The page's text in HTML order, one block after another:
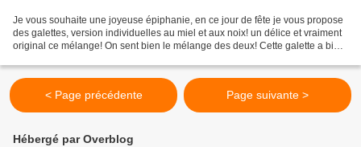
Je vous souhaite une joyeuse épiphanie, en ce jour de fête je vous propose
des galettes, version individuelles au miel et aux noix! un délice et vraiment
original ce mélange! On sent bien le mélange des deux! Cette galette a bien
< Page précédente Page suivante >
Hébergé par Overblog